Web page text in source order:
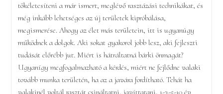
tökéletesíteni a már ismert, meglévő rasztázási technikákat, és
még inkább lehetséges az új területek kipróbálása,
megismerése. Ahogy az élet más területein, itt is ugyanúgy
működnek a dolgok. Aki sokat gyakorol jobb lesz, aki fejleszti
tudását előrébb jut. Miért is hátráltatná bárki önmagát?
Ugyanígy megfogalmazható a kérdés, miért ne fejlődne valaki
tovább munka területén, ha az a javára fordítható. Tehát ha
valakinél voltál rasztát csináltatni, javíttatani, 1-3-5-10 év